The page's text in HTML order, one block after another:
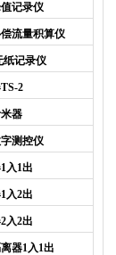
记录仪
流量积算仪
纸记录仪
2
器
测控仪
入1出
入2出
入2出
器1入1出